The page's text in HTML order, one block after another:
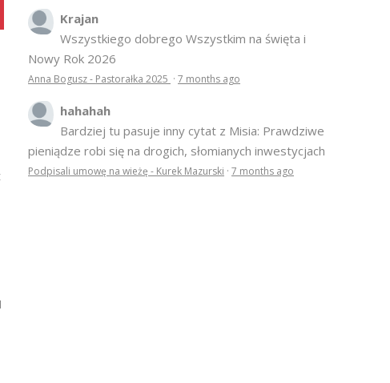
Krajan
Wszystkiego dobrego Wszystkim na święta i
Nowy Rok 2026
Anna Bogusz - Pastorałka 2025 · 7 months ago
hahahah
Bardziej tu pasuje inny cytat z Misia: Prawdziwe
pieniądze robi się na drogich, słomianych inwestycjach
Podpisali umowę na wieżę - Kurek Mazurski · 7 months ago